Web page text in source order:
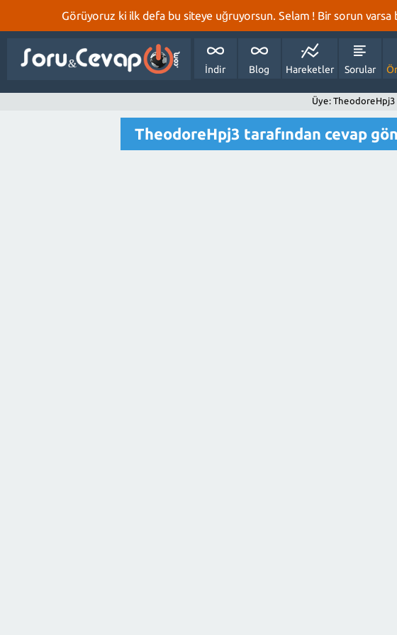
Görüyoruz ki ilk defa bu siteye uğruyorsun. Selam ! Bir sorun varsa
İndir Blog Hareketler Sorular
Üye: TheodoreHpj3
TheodoreHpj3 tarafından cevap